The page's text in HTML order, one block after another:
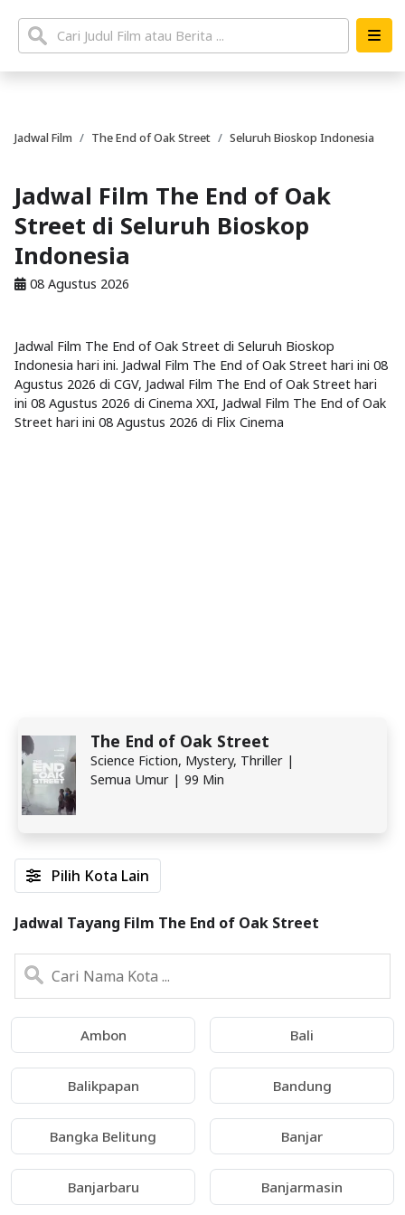
Jadwal Film The End of Oak Street Seluruh Bioskop Indonesia
Jadwal Film The End of Oak
Street di Seluruh Bioskop
Indonesia
08 Agustus 2026
Jadwal Film The End of Oak Street di Seluruh Bioskop
Indonesia hari ini. Jadwal Film The End of Oak Street hari ini 08
Agustus 2026 di CGV, Jadwal Film The End of Oak Street hari
ini 08 Agustus 2026 di Cinema XXI, Jadwal Film The End of Oak
Street hari ini 08 Agustus 2026 di Flix Cinema
The End of Oak Street
Science Fiction, Mystery, Thriller |
Semua Umur | 99 Min
Pilih Kota Lain
Jadwal Tayang Film The End of Oak Street
Ambon Bali
Balikpapan Bandung
Bangka Belitung Banjar
Banjarbaru Banjarmasin